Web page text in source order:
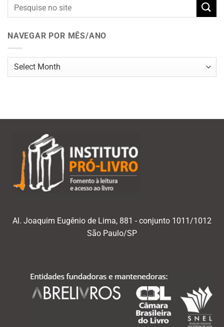
NAVEGAR POR MÊS/ANO
Navegar
Al. Joaquim Eugênio de Lima, 881 - conjunto 1011/1012
São Paulo/SP